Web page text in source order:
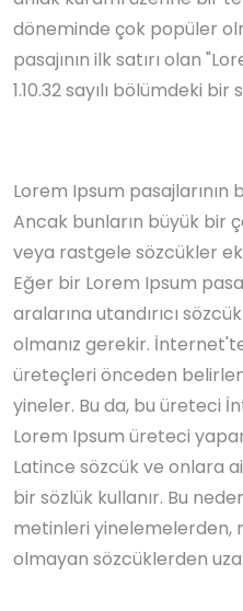
döneminde çok popüler
pasajının ilk satırı olan
1.10.32 sayılı bölümdeki
Lorem Ipsum pasajlarının
Ancak bunların büyük bir
veya rastgele sözcükler
Eğer bir Lorem Ipsum
aralarına utandırıcı
olmanız gerekir.
üreteçleri önceden
yineler. Bu da, bu üreteci
Lorem Ipsum üreteci
Latince sözcük ve onlara
bir sözlük kullanır. Bu
metinleri yinelemelerden,
olmayan sözcüklerden